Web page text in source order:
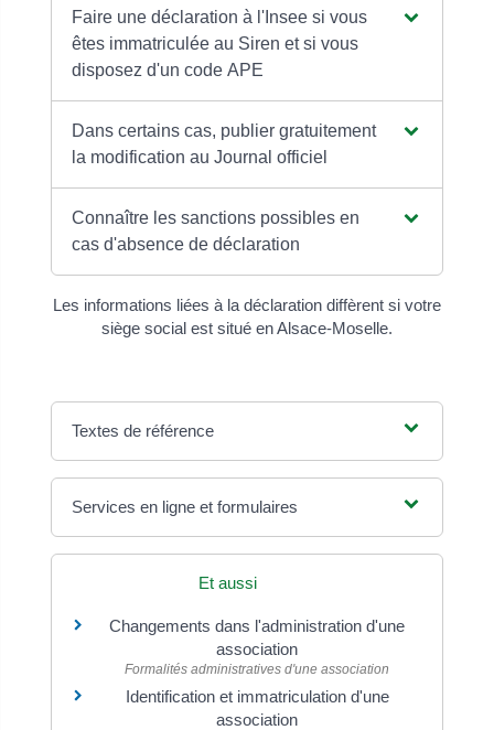
Faire une déclaration à l'Insee si vous
êtes immatriculée au Siren et si vous
disposez d'un code APE
Dans certains cas, publier gratuitement
la modification au Journal officiel
Connaître les sanctions possibles en
cas d'absence de déclaration
Les informations liées à la déclaration diffèrent si votre
siège social est situé en Alsace-Moselle.
Textes de référence
Services en ligne et formulaires
Et aussi
Changements dans l'administration d'une
association
Formalités administratives d'une association
Identification et immatriculation d'une
association